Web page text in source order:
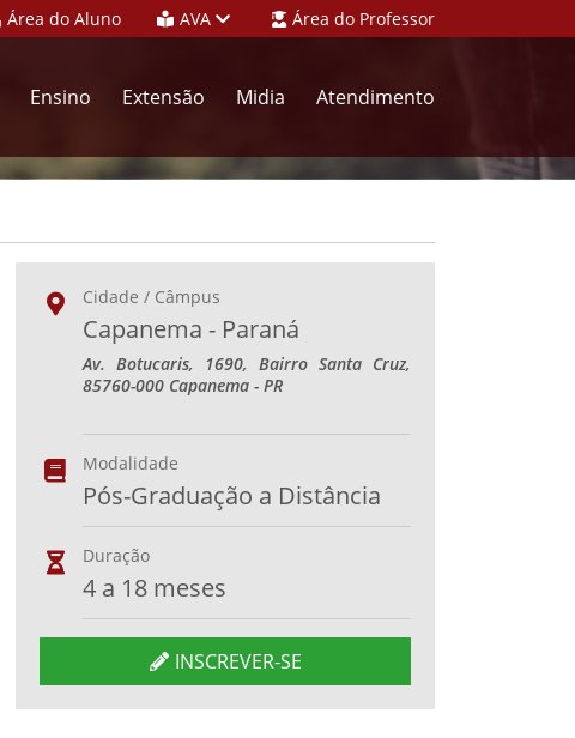
Área do Aluno AVA Área do Professor
Ensino Extensão Midia Atendimento
Cidade / Câmpus
Capanema - Paraná
Av. Botucaris, 1690, Bairro Santa Cruz,
85760-000 Capanema - PR
Modalidade
Pós-Graduação a Distância
Duração
4 a 18 meses
INSCREVER-SE